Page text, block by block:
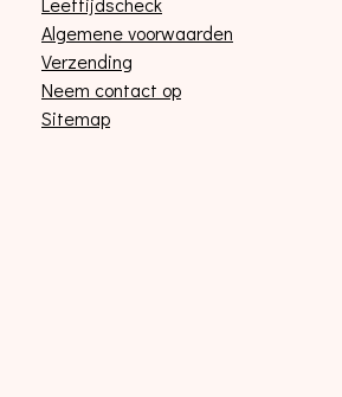
Algemene voorwaarden
Verzending
Neem contact op
Sitemap